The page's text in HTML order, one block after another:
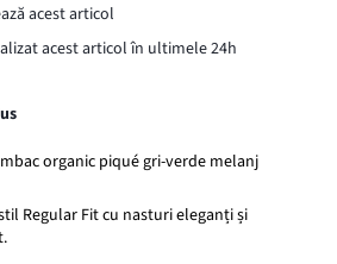
acest articol
acest articol în ultimele 24h
organic piqué gri-verde melanj
Regular Fit cu nasturi eleganți și